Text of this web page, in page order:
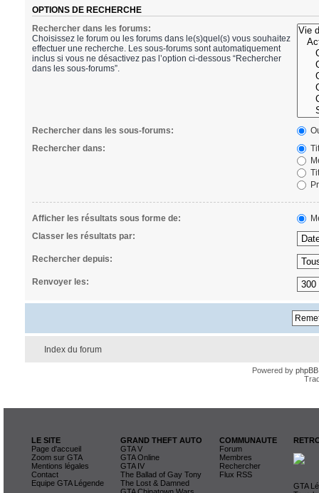
OPTIONS DE RECHERCHE
Rechercher dans les forums:
Choisissez le forum ou les forums dans le(s)quel(s) vous souhaitez
effectuer une recherche. Les sous-forums sont automatiquement
inclus si vous ne désactivez pas l’option ci-dessous “Rechercher
dans les sous-forums”.
Rechercher dans les sous-forums:
Rechercher dans:
Afficher les résultats sous forme de:
Classer les résultats par:
Rechercher depuis:
Renvoyer les:
Index du forum
Powered by phpBB
LE SITE
Page d'accueil
Zoom sur GTA
Mentions légales
Contact
Equipe GTA Légende
GRAND THEFT AUTO
GTA V
GTA Online
GTA IV
The Ballad of Gay Tony
The Lost & Damned
COMMUNAUTE
Forum
Membres
Rechercher
Flux RSS
GTA